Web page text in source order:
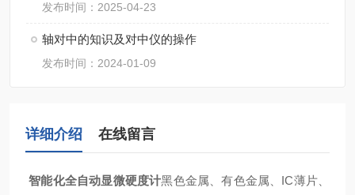
发布时间：2025-04-23
轴对中的知识及对中仪的操作
发布时间：2024-01-09
详细介绍 在线留言
智能化全自动显微硬度计黑色金属、有色金属、IC薄片、